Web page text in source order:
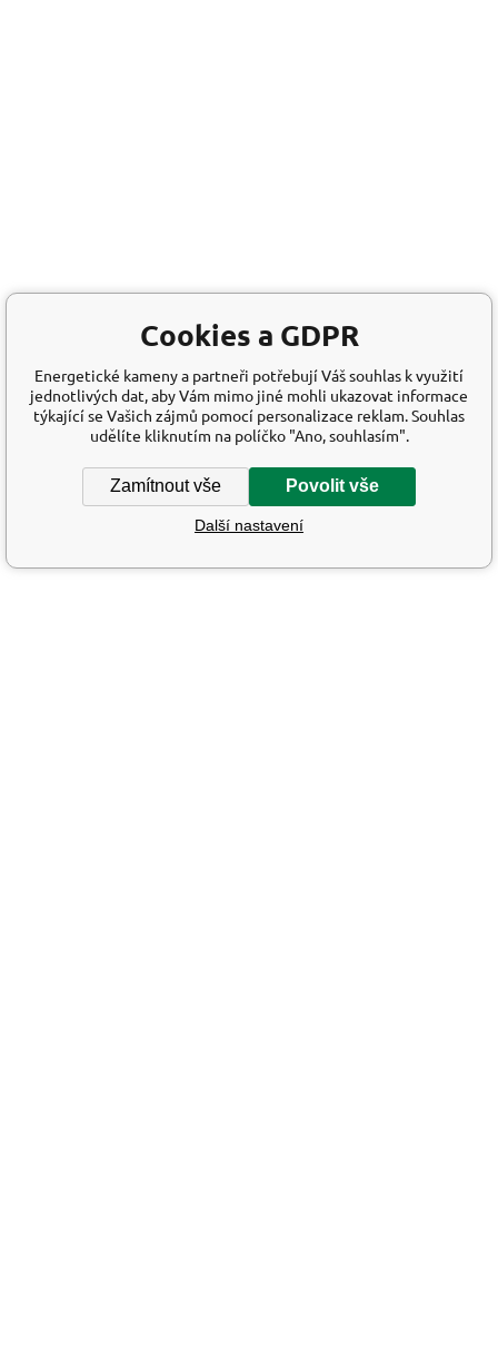
Cookies a GDPR
Energetické kameny a partneři potřebují Váš souhlas k využití
jednotlivých dat, aby Vám mimo jiné mohli ukazovat informace
týkající se Vašich zájmů pomocí personalizace reklam. Souhlas
udělíte kliknutím na políčko "Ano, souhlasím".
Zamítnout vše Povolit vše
Další nastavení